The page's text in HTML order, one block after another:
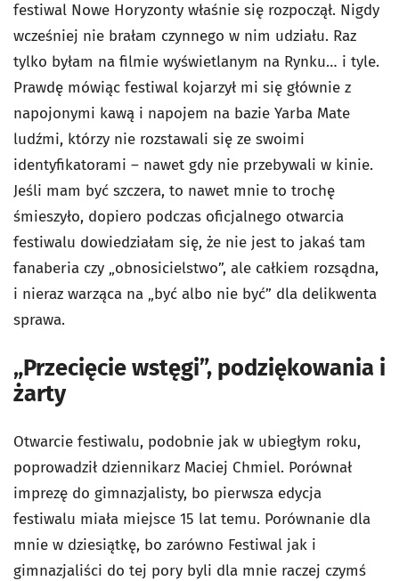
festiwal Nowe Horyzonty właśnie się rozpoczął. Nigdy
wcześniej nie brałam czynnego w nim udziału. Raz
tylko byłam na filmie wyświetlanym na Rynku… i tyle.
Prawdę mówiąc festiwal kojarzył mi się głównie z
napojonymi kawą i napojem na bazie Yarba Mate
ludźmi, którzy nie rozstawali się ze swoimi
identyfikatorami – nawet gdy nie przebywali w kinie.
Jeśli mam być szczera, to nawet mnie to trochę
śmieszyło, dopiero podczas oficjalnego otwarcia
festiwalu dowiedziałam się, że nie jest to jakaś tam
fanaberia czy „obnosicielstwo”, ale całkiem rozsądna,
i nieraz warząca na „być albo nie być” dla delikwenta
sprawa.
„Przecięcie wstęgi”, podziękowania i
żarty
Otwarcie festiwalu, podobnie jak w ubiegłym roku,
poprowadził dziennikarz Maciej Chmiel. Porównał
imprezę do gimnazjalisty, bo pierwsza edycja
festiwalu miała miejsce 15 lat temu. Porównanie dla
mnie w dziesiątkę, bo zarówno Festiwal jak i
gimnazjaliści do tej pory byli dla mnie raczej czymś